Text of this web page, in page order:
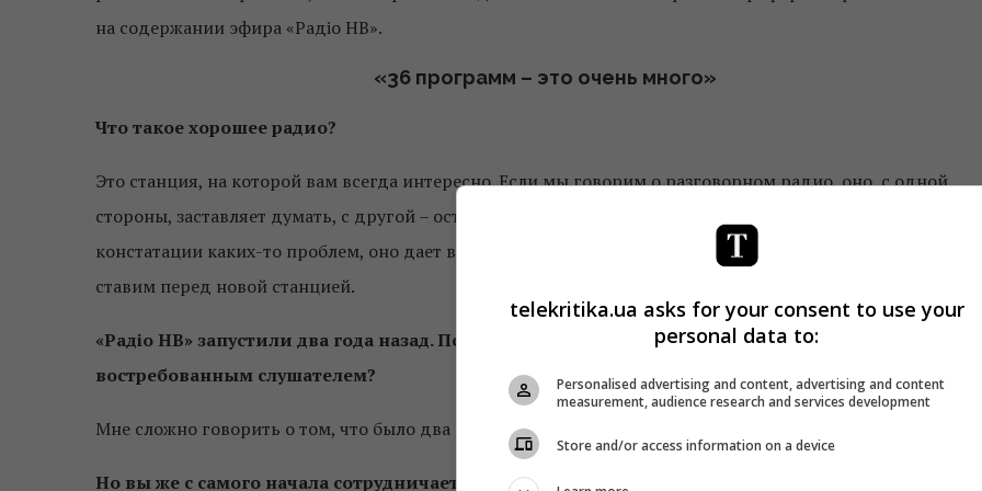
на содержании эфира «Радіо НВ».
«36 программ – это очень много»
Что такое хорошее радио?
Это станция, на которой вам всегда интересно. Если мы говорим о разговорном радио, оно, с одной
стороны, заставляет думать, с другой – оставляет вас в хорошем настроении. В смысле, – кроме
констатации каких-то проблем, оно дает вам решение, объяснение. Это одна из задач, которую мы
ставим перед новой станцией.
«Радіо НВ» запустили два года назад. Почему думали, что выбранный для него формат будет
востребованным слушателем?
Мне сложно говорить о том, что было два года назад, потому что это происходило без меня.
Но вы же с самого начала сотрудничаете с этим радио.
telekritika.ua asks for your consent to use your
personal data to:
Personalised advertising and content, advertising and content
measurement, audience research and services development
Store and/or access information on a device